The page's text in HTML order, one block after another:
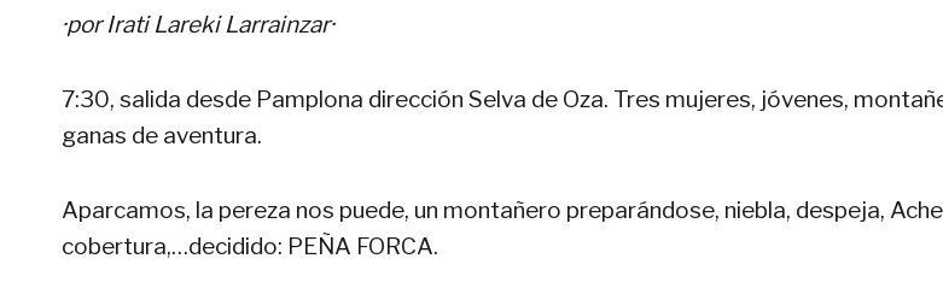
·por Irati Lareki Larrainzar·
7:30, salida desde Pamplona dirección Selva de Oza. Tres mujeres, jóvenes,
ganas de aventura.
Aparcamos, la pereza nos puede, un montañero preparándose, niebla, despeja,
cobertura,…decidido: PEÑA FORCA.